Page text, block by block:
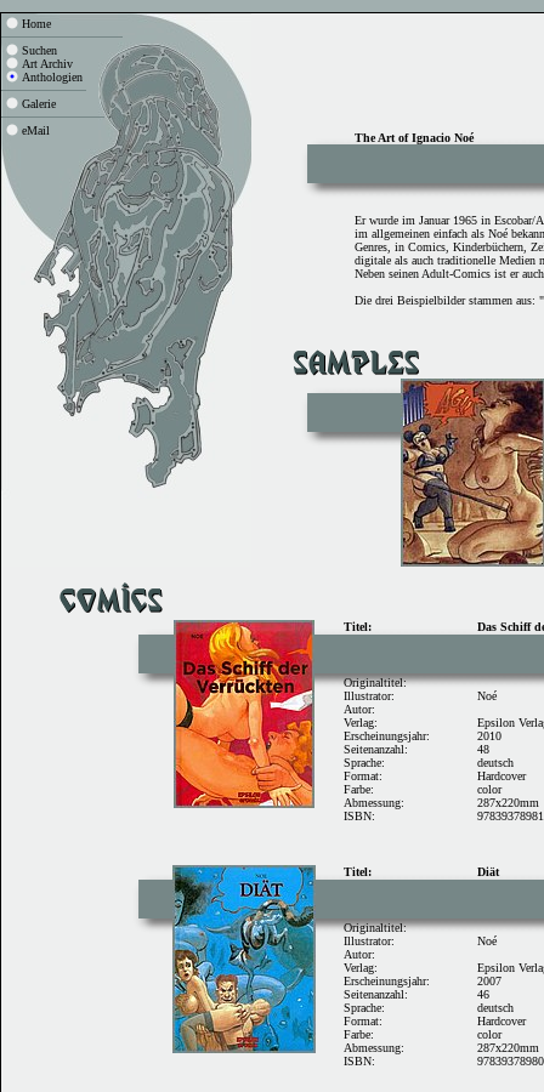
Home
Suchen
Art Archiv
Anthologien
Galerie
eMail
The Art of Ignacio Noé
Er wurde im Januar 1965 in Escobar/
im allgemeinen einfach als Noé
Genres, in Comics, Kinderbüchern,
digitale als auch traditionelle Medien
Neben seinen Adult-Comics ist er
Die drei Beispielbilder stammen
Titel: Das Schiff
Originaltitel:
Illustrator:
Autor:
Verlag:
Erscheinungsjahr:
Seitenanzahl:
Sprache:
Format:
Farbe:
Abmessung:
ISBN:
Noé
Epsilon
2010
48
deutsch
Hardcover
color
287x220mm
Titel: Diät
Originaltitel:
Illustrator:
Autor:
Verlag:
Erscheinungsjahr:
Seitenanzahl:
Sprache:
Format:
Farbe:
Abmessung:
ISBN:
Noé
Epsilon
2007
46
deutsch
Hardcover
color
287x220mm